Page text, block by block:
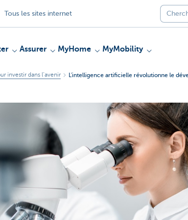
Tous les sites internet
Assurer MyHome MyMobility
investir dans l’avenir L'intelligence artificielle révolutionne le